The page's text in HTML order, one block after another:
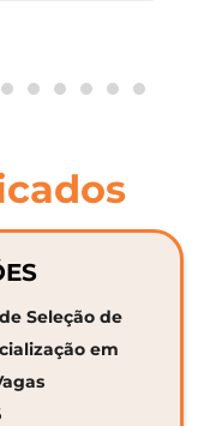
Seleção de
em